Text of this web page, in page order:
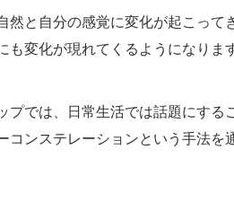
と自分の感覚に変化が起こって
変化が現れてくるようになります
では、日常生活では話題にする
ンステレーションという手法を